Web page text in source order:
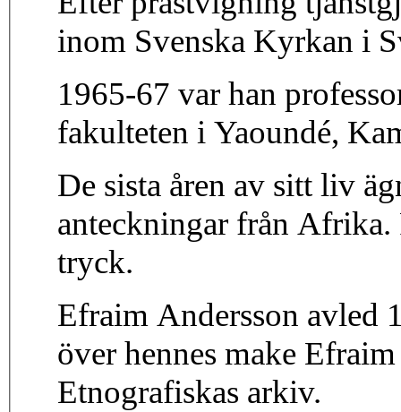
inom Svenska Kyrkan i
1965-67 var han
fakulteten i Yaoundé,
De sista åren av sitt liv
anteckningar från Afrika.
tryck.
Efraim Andersson avled
över hennes make
Etnografiskas arkiv.